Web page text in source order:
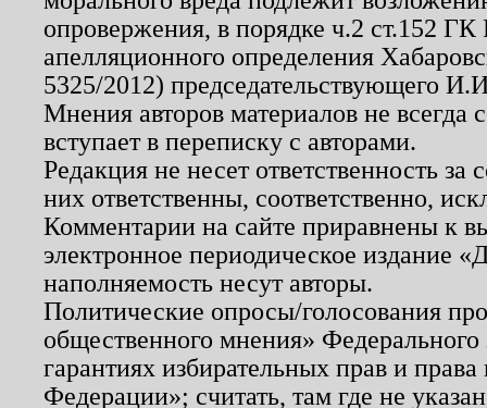
опровержения, в порядке ч.2 ст.152
апелляционного определения
5325/2012) председательствующего
Мнения авторов материалов не
вступает в переписку с авторами.
Редакция не несет ответственность
них ответственны, соответственно,
Комментарии на сайте приравнены к
электронное периодическое издание
наполняемость несут авторы.
Политические опросы/голосования
общественного мнения»
гарантиях избирательных прав и
Федерации»; считать, там где не